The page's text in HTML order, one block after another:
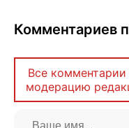
Комментариев
Все
модерацию